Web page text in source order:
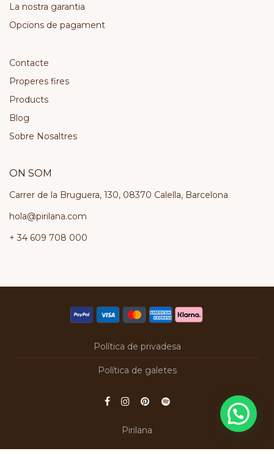
La nostra garantia
Opcions de pagament
Contacte
Properes fires
Products
Blog
Sobre Nosaltres
ON SOM
Carrer de la Bruguera, 130, 08370 Calella, Barcelona
hola@pirilana.com
+ 34 609 708 000
Política de privadesa
Política de galetes
Pirilana